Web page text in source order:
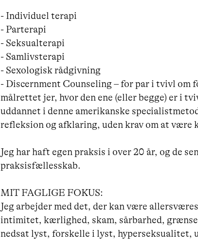
- Individuel terapi
- Parterapi
- Seksualterapi
- Samlivsterapi
- Sexologisk rådgivning
- Discernment Counseling – for par i tvivl om
målrettet jer, hvor den ene (eller begge) er i
uddannet i denne amerikanske
refleksion og afklaring, uden krav om at være
Jeg har haft egen praksis i over 20 år, og de
praksisfællesskab.
MIT FAGLIGE FOKUS:
Jeg arbejder med det, der kan være
intimitet, kærlighed, skam, sårbarhed,
nedsat lyst, forskelle i lyst, hyperseksualitet,